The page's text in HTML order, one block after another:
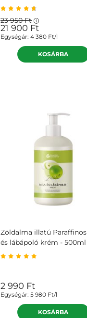
21 900 Ft
23 950Ft
Egységár: 4 380Ft/l
Zöldalma illatú
és lábápoló krém - 500ml
2 990 Ft
Egységár: 5 980Ft/l